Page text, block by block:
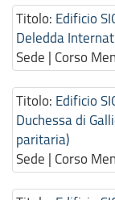
Titolo: Edificio
Deledda
Sede | Corso
Titolo: Edificio
Duchessa di
paritaria)
Sede | Corso